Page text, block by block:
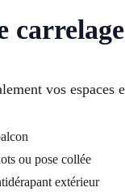
vos espaces
ou pose collée
extérieur